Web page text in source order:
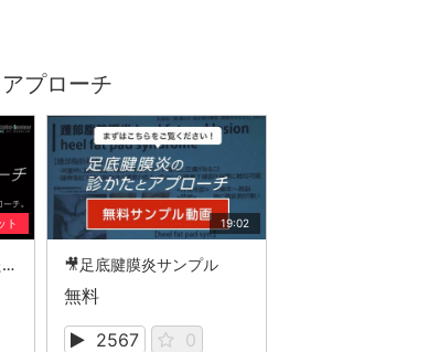
プローチ
ト
🎥「足底腱膜炎の診かたとアプローチ」
19:02
🎥足底腱膜炎サンプル
無料
2567
0